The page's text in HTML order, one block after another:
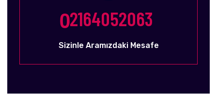
02164052063
Sizinle Aramızdaki Mesafe